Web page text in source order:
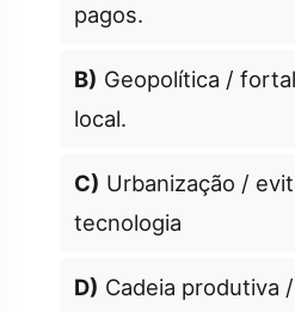
pagos.
B) Geopolítica /
local.
C) Urbanização /
tecnologia
D) Cadeia produtiva